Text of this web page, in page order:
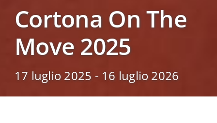
Cortona On The
Move 2025
17 luglio 2025 - 16 luglio 2026